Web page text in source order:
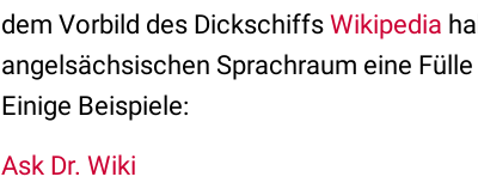
dem Vorbild des Dickschiffs Wikipedia
angelsächsischen Sprachraum eine
Einige Beispiele:
Ask Dr. Wiki